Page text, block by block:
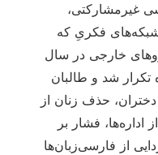
غیرمشارکتی،
فکری‌ِ که
خارجی در سال
تکرار شد و طالبان
حذف زنان از
فشار بر
از فارسی‌زبان‌ها